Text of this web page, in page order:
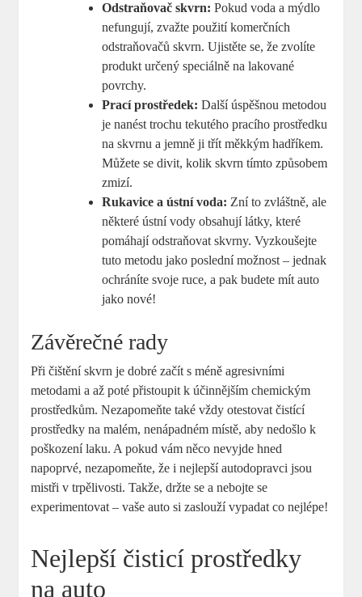
Odstraňovač skvrn: Pokud voda a mýdlo
nefungují, zvažte použití komerčních
odstraňovačů skvrn. Ujistěte se, že zvolíte
produkt určený speciálně na lakované
povrchy.
Prací prostředek: Další úspěšnou metodou
je nanést trochu tekutého pracího prostředku
na skvrnu a jemně ji třít měkkým hadříkem.
Můžete se divit, kolik skvrn tímto způsobem
zmizí.
Rukavice a ústní voda: Zní to zvláštně, ale
některé ústní vody obsahují látky, které
pomáhají odstraňovat skvrny. Vyzkoušejte
tuto metodu jako poslední možnost – jednak
ochráníte svoje ruce, a pak budete mít auto
jako nové!
Závěrečné rady
Při čištění skvrn je dobré začít s méně agresivními
metodami a až poté přistoupit k účinnějším chemickým
prostředkům. Nezapomeňte také vždy otestovat čistící
prostředky na malém, nenápadném místě, aby nedošlo k
poškození laku. A pokud vám něco nevyjde hned
napoprvé, nezapomeňte, že i nejlepší autodopravci jsou
mistři v trpělivosti. Takže, držte se a nebojte se
experimentovat – vaše auto si zaslouží vypadat co nejlépe!
Nejlepší čisticí prostředky
na auto